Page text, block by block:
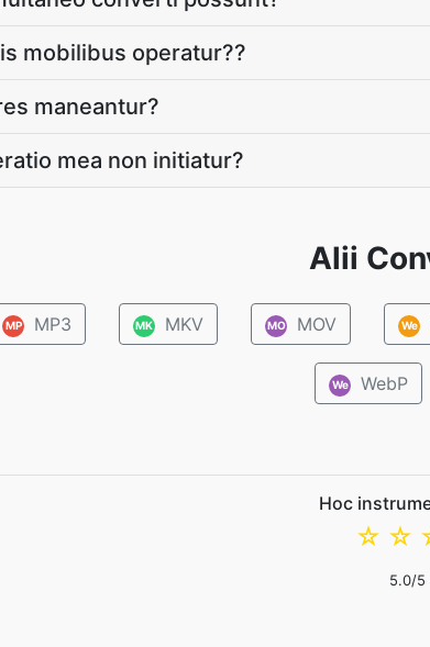
mobilibus operatur??
maneantur?
mea non initiatur?
Alii
MP MP3 MK MKV MO MOV We
We WebP
Hoc
☆
☆
5.0/5